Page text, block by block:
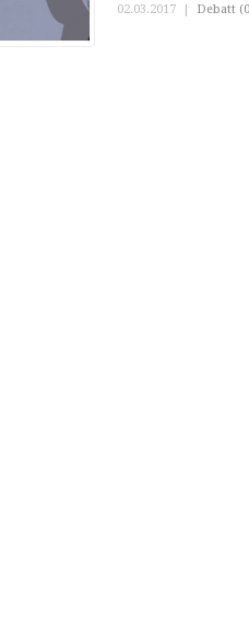
02.03.2017 | Debatt